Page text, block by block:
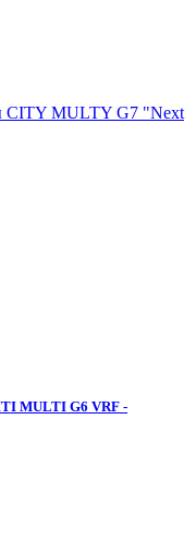
CITY MULTY G7 "Next
MULTI G6 VRF -